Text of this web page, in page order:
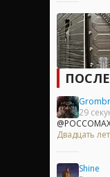
29
Двадцать
Shine